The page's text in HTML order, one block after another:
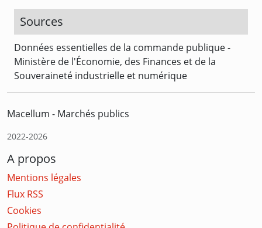
Sources
Données essentielles de la commande publique -
Ministère de l'Économie, des Finances et de la
Souveraineté industrielle et numérique
Macellum - Marchés publics
2022-2026
A propos
Mentions légales
Flux RSS
Cookies